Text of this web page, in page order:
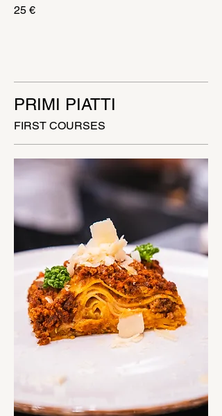
25 €
PRIMI PIATTI
FIRST COURSES